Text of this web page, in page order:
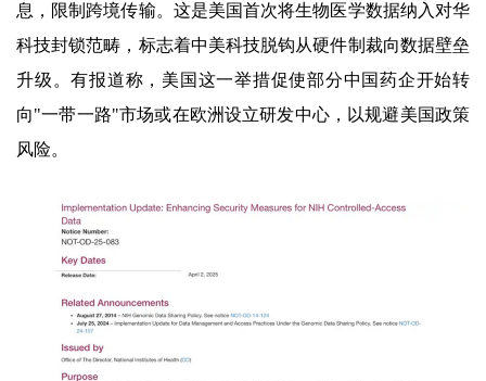
息，限制跨境传输。这是美国首次将生物医学数据纳入对华
科技封锁范畴，标志着中美科技脱钩从硬件制裁向数据壁垒
升级。有报道称，美国这一举措促使部分中国药企开始转
向"一带一路"市场或在欧洲设立研发中心，以规避美国政策
风险。